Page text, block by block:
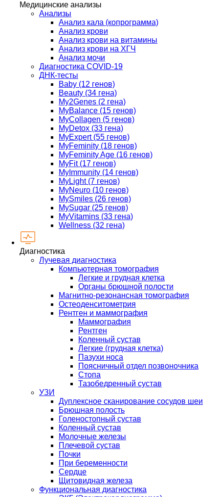
Медицинские анализы
Анализы
Анализ кала (копрограмма)
Анализ крови
Анализ крови на витамины
Анализ крови на ХГЧ
Анализ мочи
Диагностика COVID-19
ДНК-тесты
Baby (12 генов)
Beauty (34 гена)
My2Genes (2 гена)
MyBalance (15 генов)
MyCollagen (5 генов)
MyDetox (33 гена)
MyExpert (55 генов)
MyFeminity (18 генов)
MyFeminity Age (16 генов)
MyFit (17 генов)
MyImmunity (14 генов)
MyLight (7 генов)
MyNeuro (10 генов)
MySmiles (26 генов)
MySugar (25 генов)
MyVitamins (33 гена)
Wellness (32 гена)
Диагностика
Лучевая диагностика
Компьютерная томография
Легкие и грудная клетка
Органы брюшной полости
Магнитно-резонансная томография
Остеоденситометрия
Рентген и маммография
Маммография
Рентген
Коленный сустав
Легкие (грудная клетка)
Пазухи носа
Поясничный отдел позвоночника
Стопа
Тазобедренный сустав
УЗИ
Дуплексное сканирование сосудов шеи
Брюшная полость
Голеностопный сустав
Коленный сустав
Молочные железы
Плечевой сустав
Почки
При беременности
Сердце
Щитовидная железа
Функциональная диагностика